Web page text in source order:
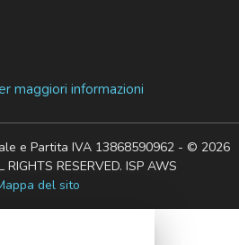
maggiori informazioni
e Partita IVA 13868590962 - © 2026
RESERVED. ISP AWS
del sito